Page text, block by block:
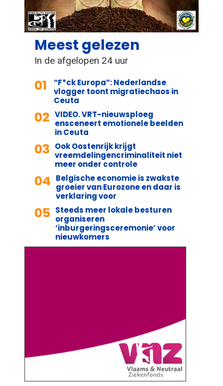
Meest gelezen
In de afgelopen 24 uur
01
“F*ck Europa”: Nederlandse
vlogger toont migratiechaos in
Ceuta
02 VIDEO. VRT-nieuwsploeg
ensceneert emotionele beelden
in Ceuta
03 Ook Oostenrijk krijgt
vreemdelingencriminaliteit niet
meer onder controle
04 Belgische economie is zwakste
groeier van Eurozone en daar is
verklaring voor
05 Steeds meer lokale besturen
organiseren
‘inburgeringsceremonie’ voor
nieuwkomers